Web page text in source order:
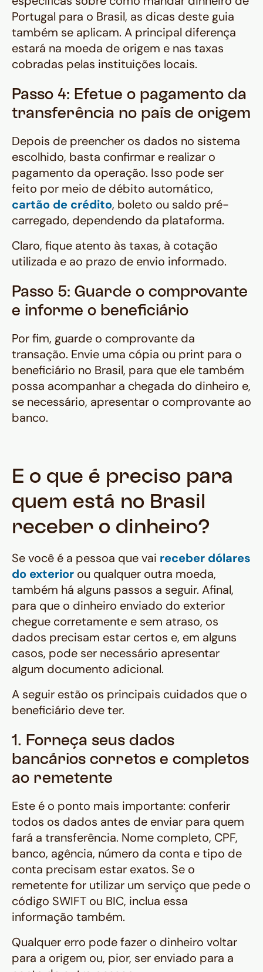
Portugal para o Brasil, as dicas deste guia
também se aplicam. A principal diferença
estará na moeda de origem e nas taxas
cobradas pelas instituições locais.
Passo 4: Efetue o pagamento da
transferência no país de origem
Depois de preencher os dados no sistema
escolhido, basta confirmar e realizar o
pagamento da operação. Isso pode ser
feito por meio de débito automático,
cartão de crédito, boleto ou saldo pré-
carregado, dependendo da plataforma.
Claro, fique atento às taxas, à cotação
utilizada e ao prazo de envio informado.
Passo 5: Guarde o comprovante
e informe o beneficiário
Por fim, guarde o comprovante da
transação. Envie uma cópia ou print para o
beneficiário no Brasil, para que ele também
possa acompanhar a chegada do dinheiro e,
se necessário, apresentar o comprovante ao
banco.
E o que é preciso para
quem está no Brasil
receber o dinheiro?
Se você é a pessoa que vai receber dólares
do exterior ou qualquer outra moeda,
também há alguns passos a seguir. Afinal,
para que o dinheiro enviado do exterior
chegue corretamente e sem atraso, os
dados precisam estar certos e, em alguns
casos, pode ser necessário apresentar
algum documento adicional.
A seguir estão os principais cuidados que o
beneficiário deve ter.
1. Forneça seus dados
bancários corretos e completos
ao remetente
Este é o ponto mais importante: conferir
todos os dados antes de enviar para quem
fará a transferência. Nome completo, CPF,
banco, agência, número da conta e tipo de
conta precisam estar exatos. Se o
remetente for utilizar um serviço que pede o
código SWIFT ou BIC, inclua essa
informação também.
Qualquer erro pode fazer o dinheiro voltar
para a origem ou, pior, ser enviado para a